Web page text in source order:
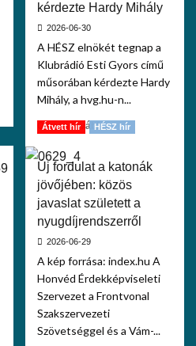
kérdezte Hardy Mihály
2026-06-30
A HÉSZ elnökét tegnap a
Klubrádió Esti Gyors című
műsorában kérdezte Hardy
Mihály, a hvg.hu-n...
Olvass tovább...
Átvett hír HÉSZ hír
Új fordulat a katonák
jövőjében: közös
javaslat született a
nyugdíjrendszerről
2026-06-29
A kép forrása: index.hu A
Honvéd Érdekképviseleti
Szervezet a Frontvonal
Szakszervezeti
Szövetséggel és a Vám-...